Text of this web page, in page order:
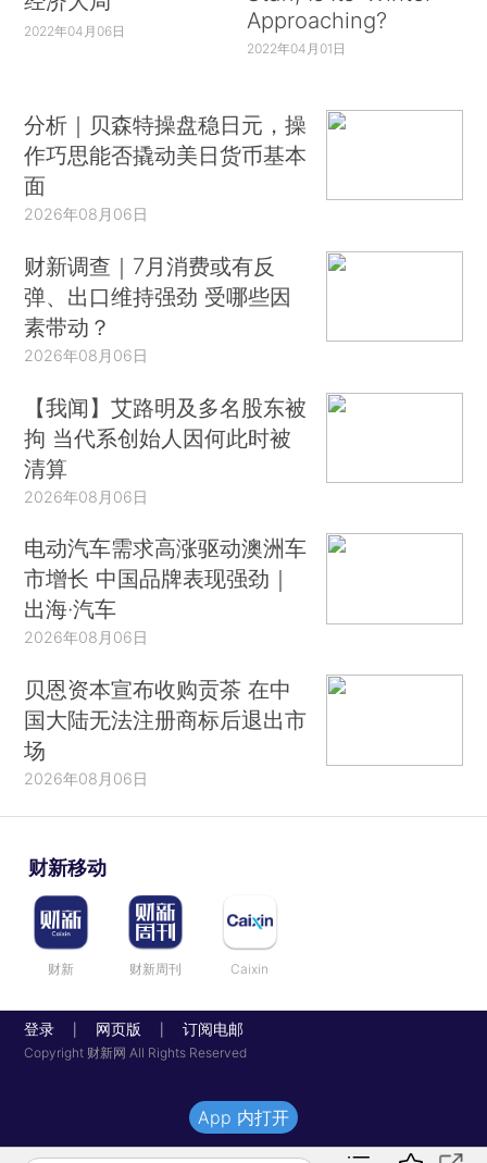
2022年04月06日
Approaching?
2022年04月01日
分析｜贝森特操盘稳日元，操
作巧思能否撬动美日货币基本
面
2026年08月06日
财新调查｜7月消费或有反
弹、出口维持强劲 受哪些因
素带动？
2026年08月06日
【我闻】艾路明及多名股东被
拘 当代系创始人因何此时被
清算
2026年08月06日
电动汽车需求高涨驱动澳洲车
市增长 中国品牌表现强劲｜
出海·汽车
2026年08月06日
贝恩资本宣布收购贡茶 在中
国大陆无法注册商标后退出市
场
2026年08月06日
财新移动
财新 财新周刊 Caixin
登录 网页版 订阅电邮
Copyright 财新网 All Rights Reserved
App 内打开